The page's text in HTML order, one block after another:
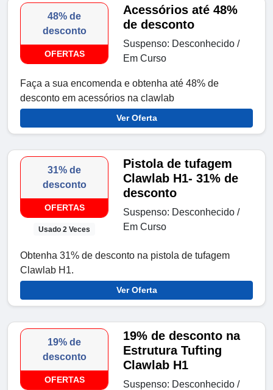
48% de
desconto
OFERTAS
Acessórios até 48%
de desconto
Suspenso: Desconhecido /
Em Curso
Faça a sua encomenda e obtenha até 48% de
desconto em acessórios na clawlab
Ver Oferta
31% de
desconto
OFERTAS
Usado 2 Veces
Pistola de tufagem
Clawlab H1- 31% de
desconto
Suspenso: Desconhecido /
Em Curso
Obtenha 31% de desconto na pistola de tufagem
Clawlab H1.
Ver Oferta
19% de
desconto
OFERTAS
19% de desconto na
Estrutura Tufting
Clawlab H1
Suspenso: Desconhecido /